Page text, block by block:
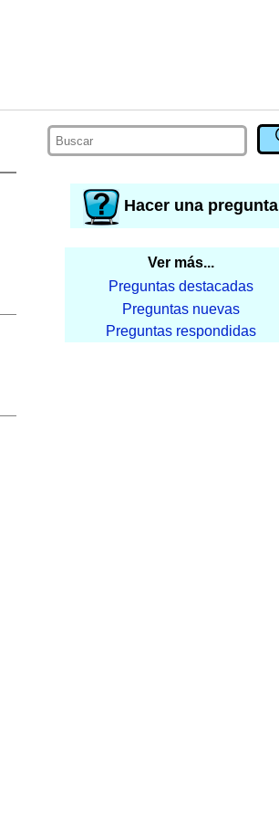
Hacer una pregunta
Ver más...
Preguntas destacadas
Preguntas nuevas
Preguntas respondidas